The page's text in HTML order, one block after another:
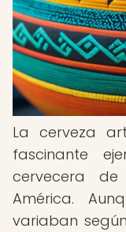
La cerveza
fascinante
cervecera
América.
variaban